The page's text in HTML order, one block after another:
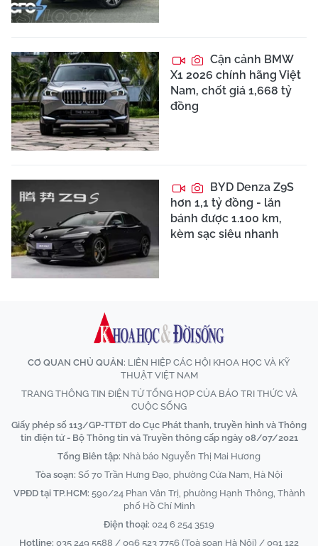
Cận cảnh BMW
X1 2026 chính hãng Việt
Nam, chốt giá 1,668 tỷ
đồng
BYD Denza Z9S
hơn 1,1 tỷ đồng - lăn
bánh được 1.100 km,
kèm sạc siêu nhanh
CƠ QUAN CHỦ QUẢN: LIÊN HIỆP CÁC HỘI KHOA HỌC VÀ KỸ
THUẬT VIỆT NAM
TRANG THÔNG TIN ĐIỆN TỬ TỔNG HỢP CỦA BÁO TRI THỨC VÀ
CUỘC SỐNG
Giấy phép số 113/GP-TTĐT do Cục Phát thanh, truyền hình và Thông
tin điện tử - Bộ Thông tin và Truyền thông cấp ngày 08/07/2021
Tổng Biên tập: Nhà báo Nguyễn Thị Mai Hương
Tòa soạn: Số 70 Trần Hưng Đạo, phường Cửa Nam, Hà Nội
VPĐD tại TP.HCM: 590/24 Phan Văn Trị, phường Hạnh Thông, Thành
phố Hồ Chí Minh
Điện thoại: 024 6 254 3519
Hotline: 035 249 5588 / 096 523 7756 (Toà soạn Hà Nội) / 091 122